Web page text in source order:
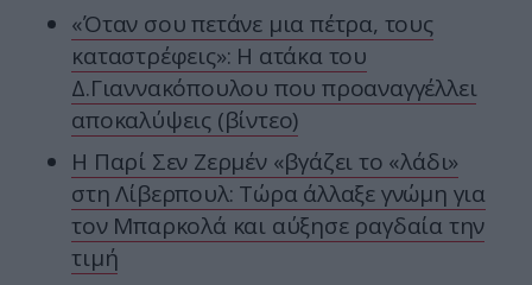
«Όταν σου πετάνε μια πέτρα, τους
καταστρέφεις»: Η ατάκα του
Δ.Γιαννακόπουλου που προαναγγέλλει
αποκαλύψεις (βίντεο)
H Παρί Σεν Ζερμέν «βγάζει το «λάδι»
στη Λίβερπουλ: Τώρα άλλαξε γνώμη για
τον Μπαρκολά και αύξησε ραγδαία την
τιμή